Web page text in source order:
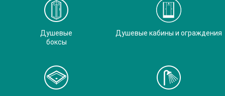
Душевые
боксы
Душевые кабины и ограждения